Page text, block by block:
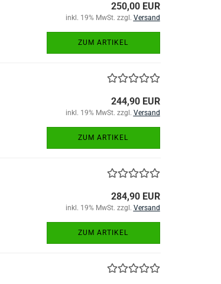
250,00 EUR
inkl. 19% MwSt. zzgl. Versand
ZUM ARTIKEL
244,90 EUR
inkl. 19% MwSt. zzgl. Versand
ZUM ARTIKEL
284,90 EUR
inkl. 19% MwSt. zzgl. Versand
ZUM ARTIKEL